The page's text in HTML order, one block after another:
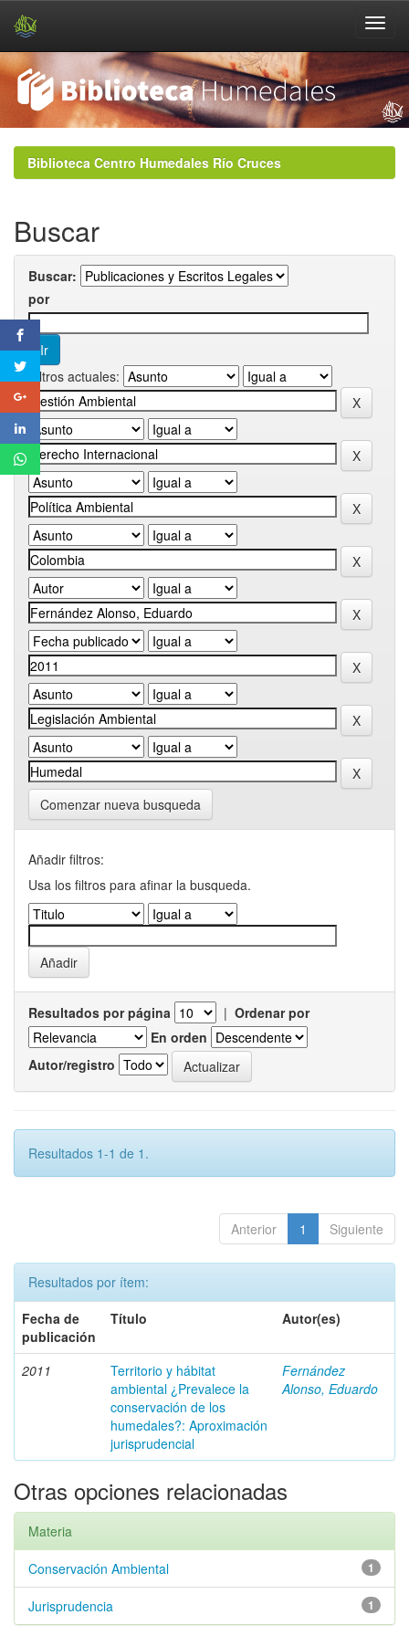
navigationBiblioteca Centro Humedales Río Cruces
Buscar
Buscar:
por
Filtros actuales:
Comenzar nueva busqueda
Añadir filtros:
Usa los filtros para afinar la busqueda.
Resultados por página | Ordenar por
En orden
Autor/registro
Resultados 1-1 de 1.
Anterior 1 Siguiente
Resultados por ítem:
Fecha de
publicación
Título Autor(es)
2011
Territorio y hábitat
ambiental ¿Prevalece la
conservación de los
humedales?: Aproximación
jurisprudencial
Fernández
Alonso, Eduardo
Otras opciones relacionadas
Materia
1
Conservación Ambiental
1
Jurisprudencia